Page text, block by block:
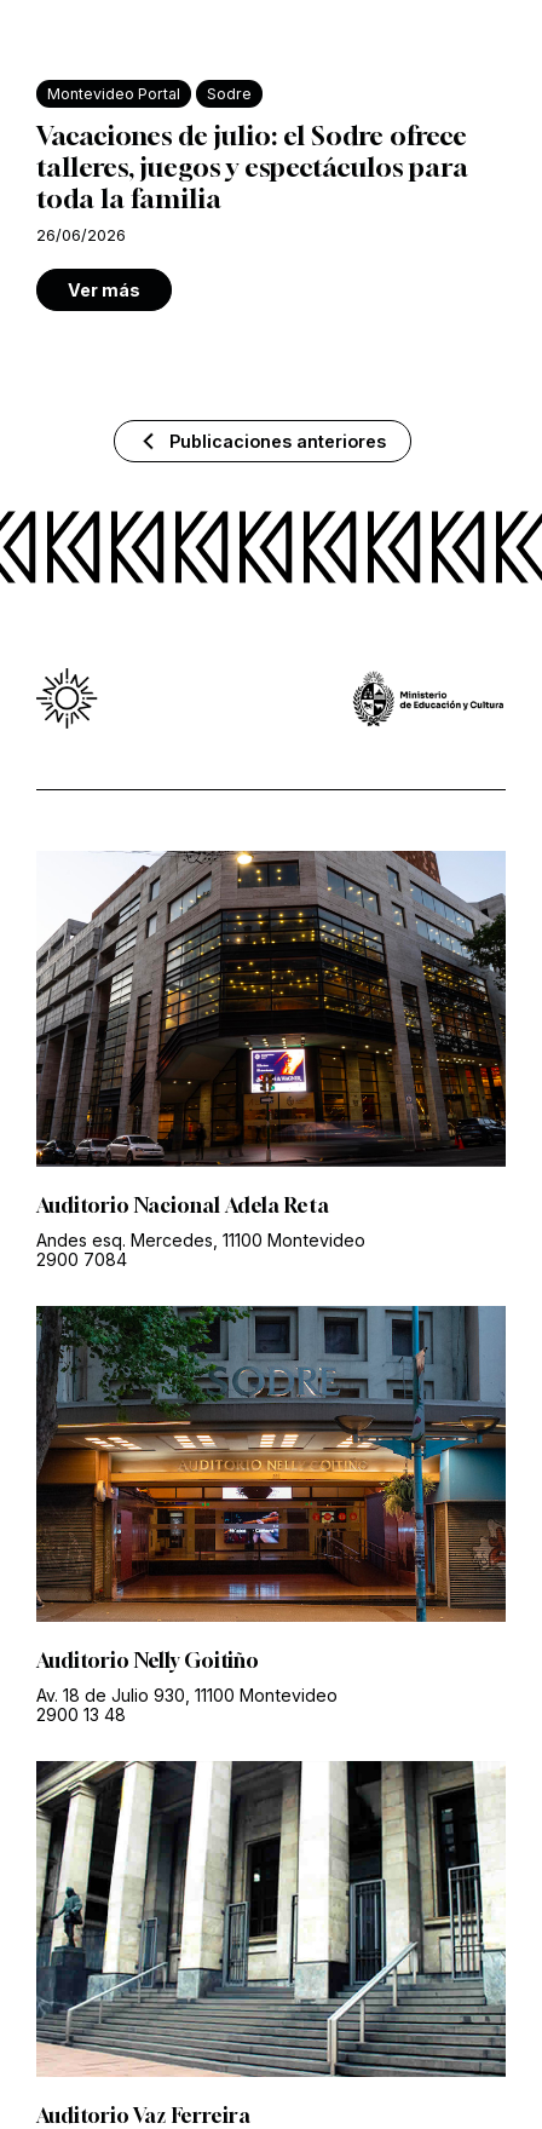
Montevideo Portal Sodre
Vacaciones de julio: el Sodre ofrece
talleres, juegos y espectáculos para
toda la familia
26/06/2026
Ver más
Publicaciones anteriores
Auditorio Nacional Adela Reta
Andes esq. Mercedes, 11100 Montevideo
2900 7084
Auditorio Nelly Goitiño
Av. 18 de Julio 930, 11100 Montevideo
2900 13 48
Auditorio Vaz Ferreira